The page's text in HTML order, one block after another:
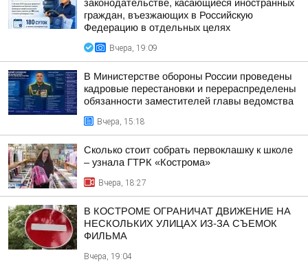
законодательстве, касающиеся иностранных
граждан, въезжающих в Российскую
Федерацию в отдельных целях
Вчера, 19:09
В Министерстве обороны России проведены
кадровые перестановки и перераспределены
обязанности заместителей главы ведомства
Вчера, 15:18
Сколько стоит собрать первоклашку к школе
– узнала ГТРК «Кострома»
Вчера, 18:27
В КОСТРОМЕ ОГРАНИЧАТ ДВИЖЕНИЕ НА
НЕСКОЛЬКИХ УЛИЦАХ ИЗ-ЗА СЪЕМОК
ФИЛЬМА
Вчера, 19:04